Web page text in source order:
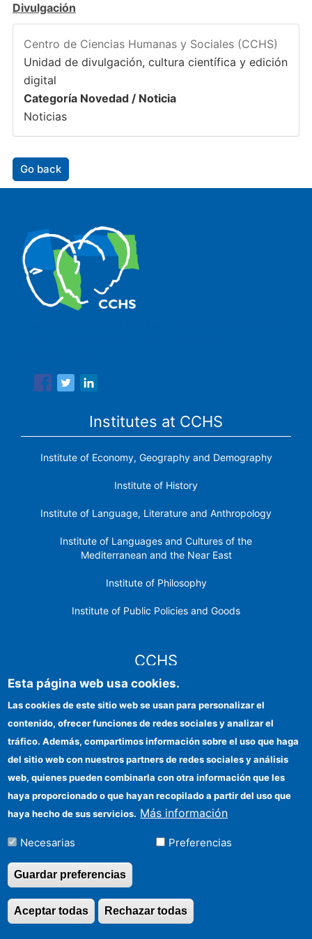
Divulgación
Centro de Ciencias Humanas y Sociales (CCHS)
Unidad de divulgación, cultura científica y edición
digital
Categoría Novedad / Noticia
Noticias
Go back
Institutes at CCHS
Institute of Economy, Geography and Demography
Institute of History
Institute of Language, Literature and Anthropology
Institute of Languages ​​and Cultures of the
Mediterranean and the Near East
Institute of Philosophy
Institute of Public Policies and Goods
CCHS
Institutional identity
FEDER funds
Funding entities
Contact
©Copyright 2026 Todos los derechos reservados
Esta página web usa cookies.
Las cookies de este sitio web se usan para personalizar el
contenido, ofrecer funciones de redes sociales y analizar el
tráfico. Además, compartimos información sobre el uso que haga
del sitio web con nuestros partners de redes sociales y análisis
web, quienes pueden combinarla con otra información que les
haya proporcionado o que hayan recopilado a partir del uso que
haya hecho de sus servicios. Más información
Necesarias Preferencias
Guardar preferencias
Rechazar todas
Aceptar todas